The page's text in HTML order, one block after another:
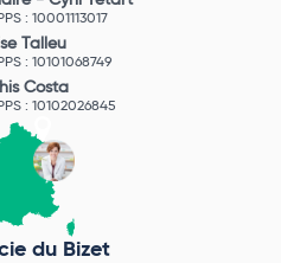
: 10001113017
Talleu
: 10101068749
Costa
: 10102026845
du Bizet